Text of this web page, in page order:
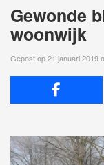
Gewonde
woonwijk
Gepost op 21 januari 2019